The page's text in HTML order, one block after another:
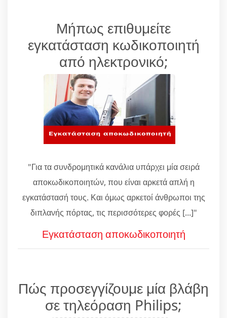
Μήπως επιθυμείτε
εγκατάσταση κωδικοποιητή
από ηλεκτρονικό;
"Για τα συνδρομητικά κανάλια υπάρχει μία σειρά
αποκωδικοποιητών, που είναι αρκετά απλή η
εγκατάστασή τους. Και όμως αρκετοί άνθρωποι της
διπλανής πόρτας, τις περισσότερες φορές [...]"
Εγκατάσταση αποκωδικοποιητή
Πώς προσεγγίζουμε μία βλάβη
σε τηλεόραση Philips;